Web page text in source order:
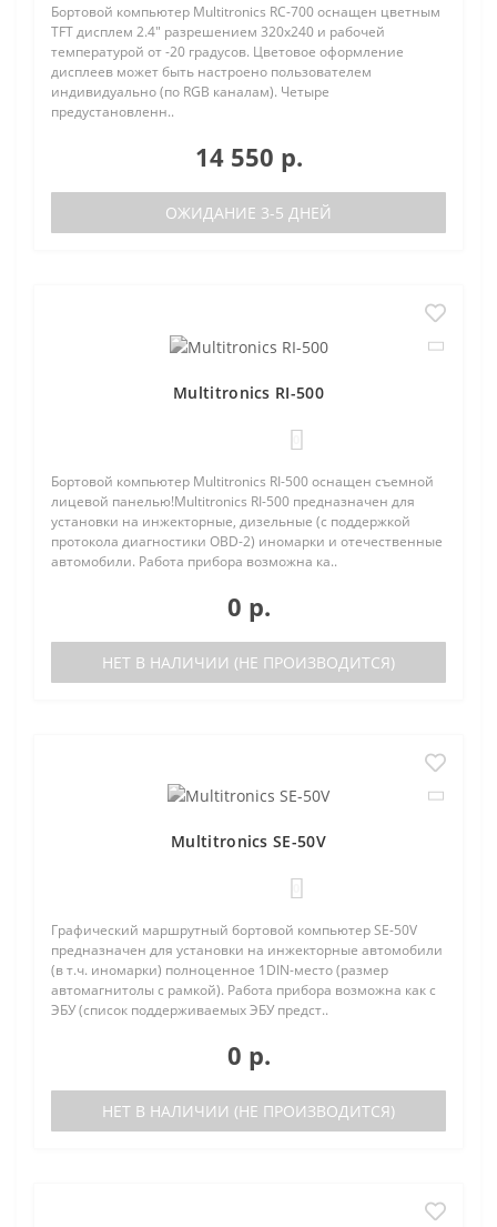
Бортовой компьютер Multitronics RC-700 оснащен цветным
TFT дисплем 2.4" разрешением 320х240 и рабочей
температурой от -20 градусов. Цветовое оформление
дисплеев может быть настроено пользователем
индивидуально (по RGB каналам). Четыре
предустановленн..
14 550 р.
ОЖИДАНИЕ 3-5 ДНЕЙ
Multitronics RI-500
Бортовой компьютер Multitronics RI-500 оснащен съемной
лицевой панелью!Multitronics RI-500 предназначен для
установки на инжекторные, дизельные (с поддержкой
протокола диагностики OBD-2) иномарки и отечественные
автомобили. Работа прибора возможна ка..
0 р.
НЕТ В НАЛИЧИИ (НЕ ПРОИЗВОДИТСЯ)
Multitronics SE-50V
Графический маршрутный бортовой компьютер SE-50V
предназначен для установки на инжекторные автомобили
(в т.ч. иномарки) полноценное 1DIN-место (размер
автомагнитолы с рамкой). Работа прибора возможна как с
ЭБУ (список поддерживаемых ЭБУ предст..
0 р.
НЕТ В НАЛИЧИИ (НЕ ПРОИЗВОДИТСЯ)